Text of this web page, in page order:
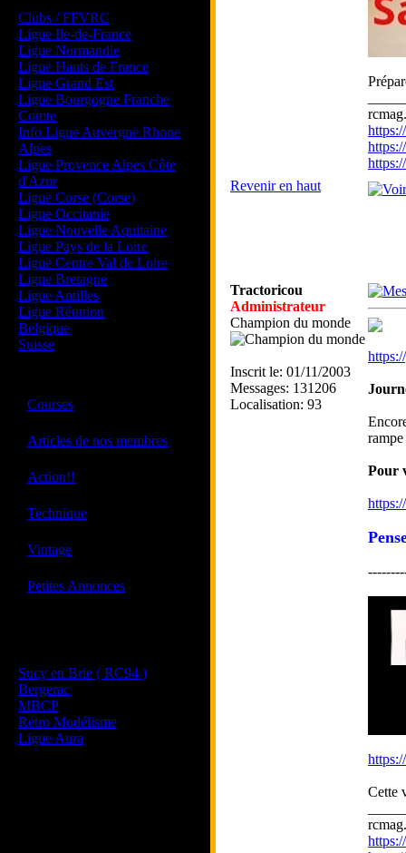
Clubs / FFVRC
Ligue Ile-de-France
Ligue Normandie
Ligue Hauts de France
Ligue Grand Est
Ligue Bourgogne Franche
Comte
Info Ligue Auvergne Rhone
Alpes
Ligue Provence Alpes Côte
d'Azur
Ligue Corse (Corse)
Ligue Occitanie
Ligue Nouvelle Aquitaine
Ligue Pays de la Loire
Ligue Centre Val de Loire
Ligue Bretagne
Ligue Antilles
Ligue Réunion
Belgique
Suisse
Courses
Articles de nos membres
Action!!
Technique
Vintage
Petites Annonces
Sucy en Brie ( RC94 )
Bergerac
MBCP
Rétro Modélisme
Ligue Aura
Revenir en haut
Tractoricou
Administrateur
Champion du monde
Inscrit le: 01/11/2003
Messages: 131206
Localisation: 93
Pour
Cette